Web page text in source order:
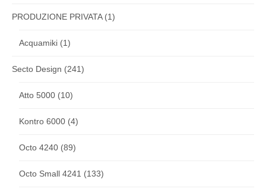
PRODUZIONE PRIVATA(1)
Acquamiki (1)
Secto Design (241)
Atto 5000 (10)
Kontro 6000 (4)
Octo 4240 (89)
Octo Small 4241 (133)